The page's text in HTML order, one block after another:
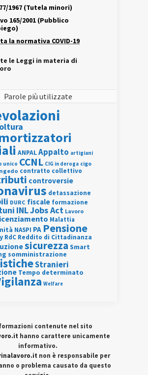
1967 (Tutela minori)
165/2001 (Pubblico
la normativa COVID-19
le Leggi in materia di
Parole più utilizzate
ANPALAppalto artigiani
unico CCNL CIG in deroga cigo
contratto collettivo
controversie
detassazione
DURC fiscale formazione
INLJobs Act Lavoro
Malattia
NASPI PA Pensione
RdC Reddito di Cittadinanza
sicurezza Smart
somministrazione
Stranieri
Tempo determinato
Welfare
contenute nel sito
hanno carattere unicamente
informativo.
non è responsabile per
o problema causato da questo